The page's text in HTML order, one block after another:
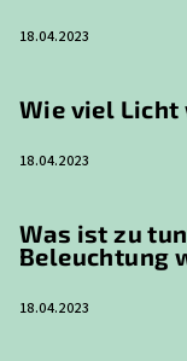
18.04.2023
Wie viel
18.04.2023
Was ist zu
Beleuchtung
18.04.2023